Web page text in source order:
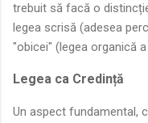
trebuit să facă o
legea scrisă (adesea
"obicei" (legea organică
Legea ca Credință
Un aspect fundamental,